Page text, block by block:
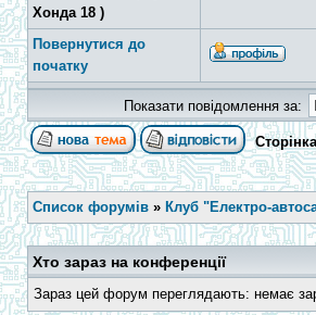
Хонда 18 )
Повернутися до
початку
Показати повідомлення за:
Список форумів » Клуб "Електро-
Хто зараз на конференції
Зараз цей форум переглядають: немає